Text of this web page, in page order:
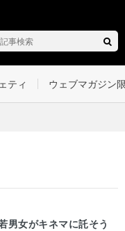
ティ ウェブマガジン
男女がキネマに託そう